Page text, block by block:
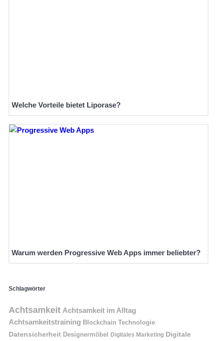
Welche Vorteile bietet Liporase?
Warum werden Progressive Web Apps immer beliebter?
Schlagwörter
Achtsamkeit Achtsamkeit im Alltag
Achtsamkeitstraining Blockchain Technologie
Datensicherheit Designermöbel Digitales Marketing Digitale